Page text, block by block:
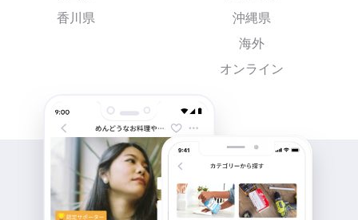
香川県
沖縄県
海外
オンライン